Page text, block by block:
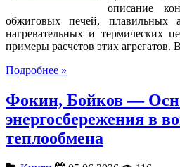
описание
обжиговых печей, плавильных
нагревательных и термических
примеры расчетов этих
Подробнее »
Фокин, Бойков —
энергосбережения в
теплообмена